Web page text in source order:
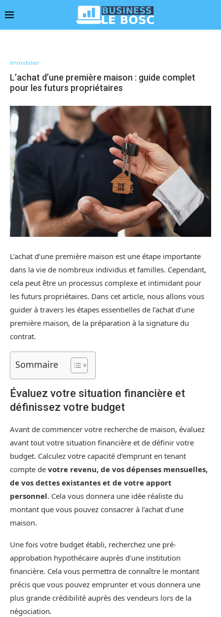
Immobilier
L’achat d’une première maison : guide complet
pour les futurs propriétaires
L’achat d’une première maison est une étape importante
dans la vie de nombreux individus et familles. Cependant,
cela peut être un processus complexe et intimidant pour
les futurs propriétaires. Dans cet article, nous allons vous
guider à travers les étapes essentielles de l’achat d’une
première maison, de la préparation à la signature du
contrat.
Sommaire
Évaluez votre situation financière et
définissez votre budget
Avant de commencer votre recherche de maison, évaluez
avant tout votre situation financière et de définir votre
budget. Calculez votre capacité d’emprunt en tenant
compte de votre revenu, de vos dépenses mensuelles,
de vos dettes existantes et de votre apport
personnel. Cela vous donnera une idée réaliste du
montant que vous pouvez consacrer à l’achat d’une
maison.
Une fois votre budget établi, recherchez une pré-
approbation hypothécaire auprès d’une institution
financière. Cela vous permettra de connaître le montant
précis que vous pouvez emprunter et vous donnera une
plus grande crédibilité auprès des vendeurs lors de la
négociation.